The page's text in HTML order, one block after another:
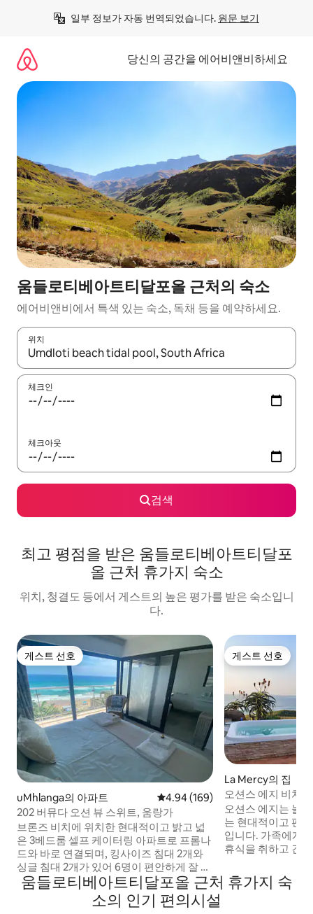
일부 정보가 자동 번역되었습니다. 원문 보기
당신의 공간을 에어비앤비하세요
움들로티베아트티달포올 근처의 숙소
에어비앤비에서 특색 있는 숙소, 독채 등을 예약하세요.
위치
결과가 나오면 위·아래 화살표 키를 사용하거나 터치 또는 스와이
체크인
체크아웃
검색
최고 평점을 받은 움들로티베아트티달포
올 근처 휴가지 숙소
위치, 청결도 등에서 게스트의 높은 평가를 받은 숙소입니
다.
게스트 선호
게스트 선호
uMhlanga의 아파트 평점 4.94점(5점 만점), 후기 169
4.94 (169)
202 버뮤다 오션 뷰 스위트, 움랑가
브론즈 비치에 위치한 현대적이고 밝고 넓
은 3베드룸 셀프 케이터링 아파트로 프롬나
드와 바로 연결되며, 킹사이즈 침대 2개와
싱글 침대 2개가 있어 6명이 편안하게 잘 수
있습니다. 독특한 전용 욕실에서 아름다운
바다 전망을 감상할 수 있으며 메인 침실과
발코니로 연결됩니다. 공용 욕실에는 휠체
게스트 선호
게스트 선호
La Mercy의 집
오션스 에지 비치
원
오션스 에지는 놀
는 현대적이고 편
입니다. 가족에게
휴식을 취하고 긴
더운 여름날 커다
은 스플래시 풀에
움들로티베아트티달포올 근처 휴가지 숙
소의 인기 편의시설